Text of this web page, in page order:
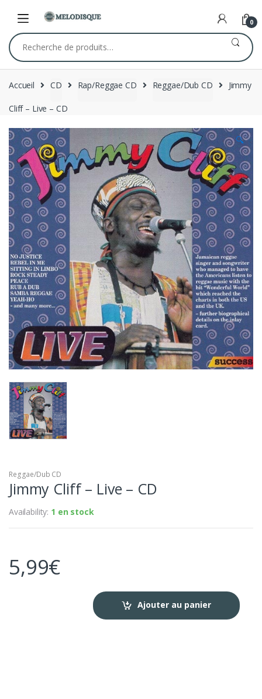
navigation
content
0
Recherche
pour :
Accueil CD Rap/Reggae CD Reggae/Dub CD Jimmy
Cliff – Live – CD
🔍
Reggae/Dub CD
Jimmy Cliff – Live – CD
Availability: 1 en stock
5,99€
Ajouter au panier